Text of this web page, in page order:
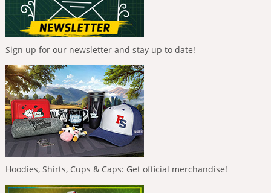
Sign up for our newsletter and stay up to date!
Hoodies, Shirts, Cups & Caps: Get official merchandise!